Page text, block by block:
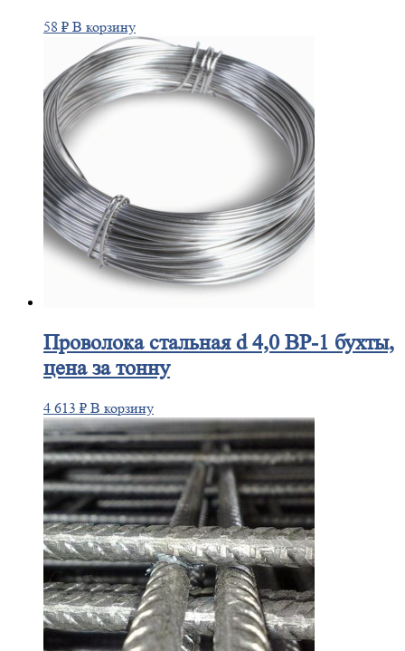
58 ₽ В корзину
Проволокастальная d 4,0 ВР-1 бухты,
цена за тонну
4 613 ₽ В корзину